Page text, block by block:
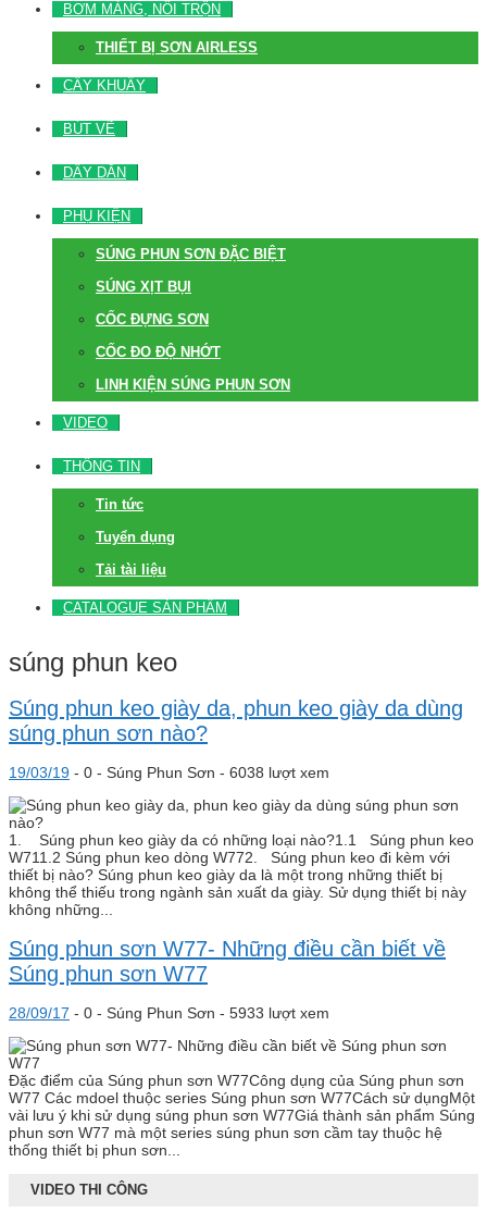
BƠM MÀNG, NỒI TRỘN
THIẾT BỊ SƠN AIRLESS
CÂY KHUẤY
BÚT VẼ
DÂY DẪN
PHỤ KIỆN
SÚNG PHUN SƠN ĐẶC BIỆT
SÚNG XỊT BỤI
CỐC ĐỰNG SƠN
CỐC ĐO ĐỘ NHỚT
LINH KIỆN SÚNG PHUN SƠN
VIDEO
THÔNG TIN
Tin tức
Tuyển dụng
Tải tài liệu
CATALOGUE SẢN PHẨM
súng phun keo
Súng phun keo giày da, phun keo giày da dùng
súng phun sơn nào?
19/03/19 - 0 - Súng Phun Sơn - 6038 lượt xem
1. Súng phun keo giày da có những loại nào?1.1 Súng phun keo
W711.2 Súng phun keo dòng W772. Súng phun keo đi kèm với
thiết bị nào? Súng phun keo giày da là một trong những thiết bị
không thể thiếu trong ngành sản xuất da giày. Sử dụng thiết bị này
không những...
Súng phun sơn W77- Những điều cần biết về
Súng phun sơn W77
28/09/17 - 0 - Súng Phun Sơn - 5933 lượt xem
Đặc điểm của Súng phun sơn W77Công dụng của Súng phun sơn
W77 Các mdoel thuộc series Súng phun sơn W77Cách sử dụngMột
vài lưu ý khi sử dụng súng phun sơn W77Giá thành sản phẩm Súng
phun sơn W77 mà một series súng phun sơn cầm tay thuộc hệ
thống thiết bị phun sơn...
VIDEO THI CÔNG